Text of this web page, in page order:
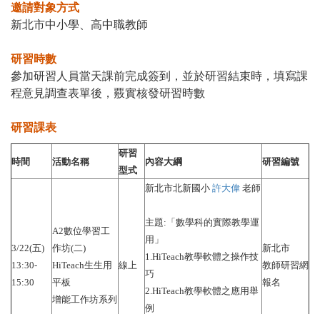
邀請對象方式
新北市中小學、高中職教師
研習時數
參加研習人員當天課前完成簽到，並於研習結束時，填寫課
程意見調查表單後，覈實核發研習時數
研習課表
時間 活動名稱
研習
型式
內容大綱 研習編號
3/22(五)
13:30-
15:30
A2數位學習工
作坊(二)
HiTeach生生用
平板
增能工作坊系列
線上
新北市北新國小 許大偉 老師
主題:「數學科的實際教學運
用」
1.HiTeach教學軟體之操作技
巧
2.HiTeach教學軟體之應用舉
例
新北市
教師研習網
報名